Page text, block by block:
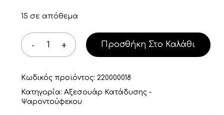
15 σε απόθεμα
Προσθήκη Στο Καλάθι
Κωδικός προϊόντος: 220000018
Κατηγορία: Αξεσουάρ Κατάδυσης -
Ψαροντούφεκου